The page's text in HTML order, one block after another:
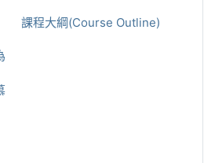
課程大綱(Course Outline)